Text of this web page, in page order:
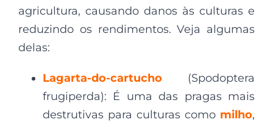
agricultura, causando danos às culturas e
reduzindo os rendimentos. Veja algumas
delas:
Lagarta-do-cartucho (Spodoptera
frugiperda): É uma das pragas mais
destrutivas para culturas como milho,